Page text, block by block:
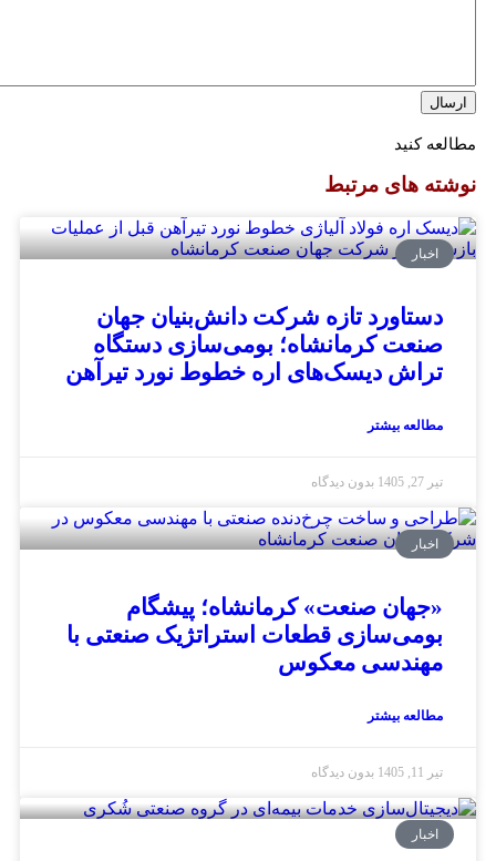
کنید
های مرتبط
اخبار
دستاورد تازه شرکت دانش‌بنیان جهان
صنعت کرمانشاه؛ بومی‌سازی دستگاه
تراش دیسک‌های اره خطوط نورد تیرآهن
مطالعه بیشتر
بدون دیدگاه
اخبار
«جهان صنعت» کرمانشاه؛ پیشگام
بومی‌سازی قطعات استراتژیک صنعتی با
مهندسی معکوس
مطالعه بیشتر
بدون دیدگاه